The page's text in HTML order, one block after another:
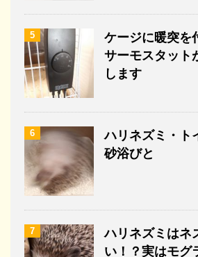
5
ケージに暖突を
サーモスタット
します
6
ハリネズミ・ト
砂浴びと
7
ハリネズミはネ
い！？実はモグ